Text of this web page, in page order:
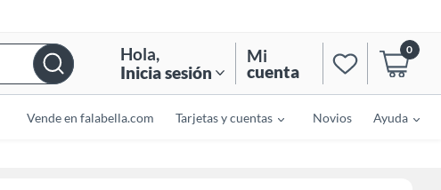
Hola,
Inicia sesión
Mi
cuenta
0
Vende en falabella.com Tarjetas y cuentas Novios Ayuda